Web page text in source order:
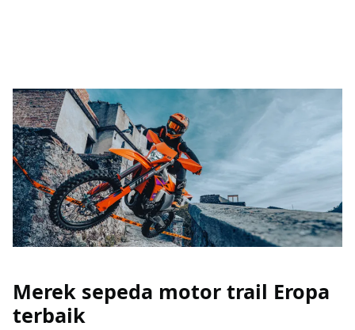
Merek sepeda motor trail Eropa
terbaik